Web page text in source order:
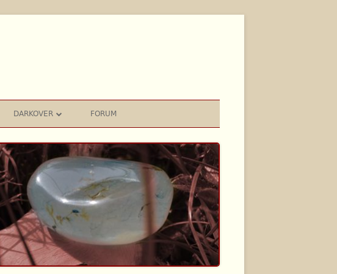
2012 – FRÜHJAHR
2011 – HERBST
2011 – FRÜHJAHR
2010 – HERBST
2010 – FRÜHJAHR
DARKOVER
DIE 7 GROSSEN COMYN-FAMILIEN
LARAN DONAS & FAMILIEN
LARAN – WAS MACHT MAN DAMIT?
TÜRME
ZUCHTPROGRAMM
RELIGION UND GÖTTER
FESTE
MONDE
FORUM